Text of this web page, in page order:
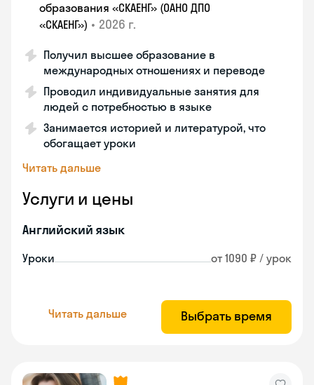
образования «СКАЕНГ» (ОАНО ДПО
«СКАЕНГ») • 2026 г.
Получил высшее образование в
международных отношениях и переводе
Проводил индивидуальные занятия для
людей с потребностью в языке
Занимается историей и литературой, что
обогащает уроки
Читать дальше
Услуги и цены
Английский язык
Уроки от 1090 ₽ / урок
Читать дальше Выбрать время